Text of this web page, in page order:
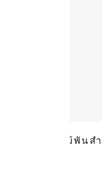
ไม้พันส